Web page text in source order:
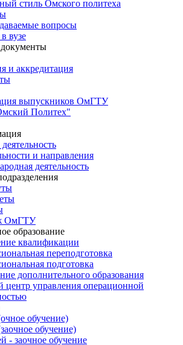
стиль Омского политеха
вопросы
вузе
и аккредитация
выпускников ОмГТУ
Политех"
и направления
деятельность
ОмГТУ
образование
квалификации
переподготовка
подготовка
дополнительного образования
центр управления операционной
обучение)
обучение)
- заочное обучение